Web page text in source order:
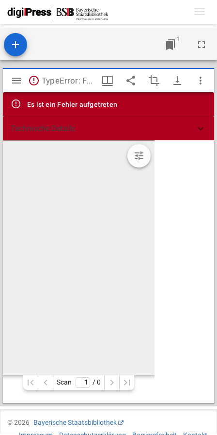
1
Mirador
Viewer
TypeError: Failed to fetch
Es ist ein Fehler aufgetreten
Technische Details
Scan / 0
©2026
Bayerische Staatsbibliothek